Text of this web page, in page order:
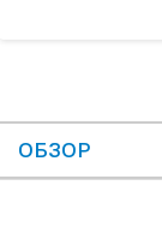
ОБЗОР